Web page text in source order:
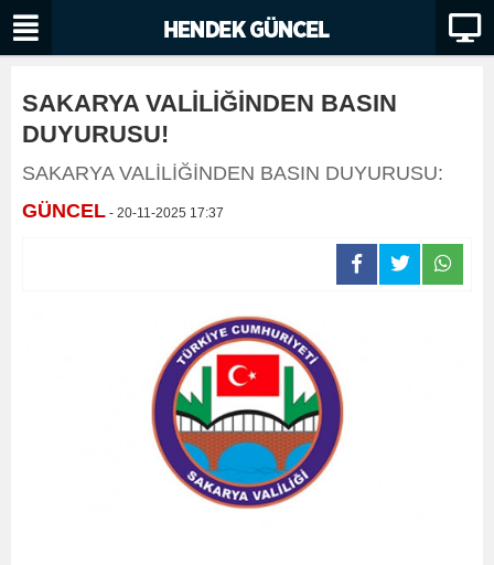
SAKARYA VALİLİĞİNDEN BASIN
DUYURUSU!
SAKARYA VALİLİĞİNDEN BASIN DUYURUSU:
GÜNCEL - 20-11-2025 17:37